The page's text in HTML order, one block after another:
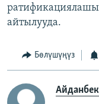
ратификациялашы
айтылууда.
Бөлүшүңүз